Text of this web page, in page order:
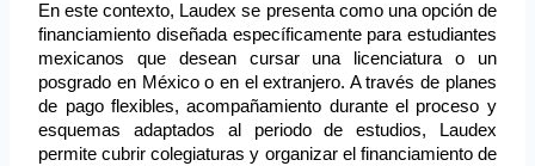
En este contexto, Laudex se presenta como una opción de
financiamiento diseñada específicamente para estudiantes
mexicanos que desean cursar una licenciatura o un
posgrado en México o en el extranjero. A través de planes
de pago flexibles, acompañamiento durante el proceso y
esquemas adaptados al periodo de estudios, Laudex
permite cubrir colegiaturas y organizar el financiamiento de